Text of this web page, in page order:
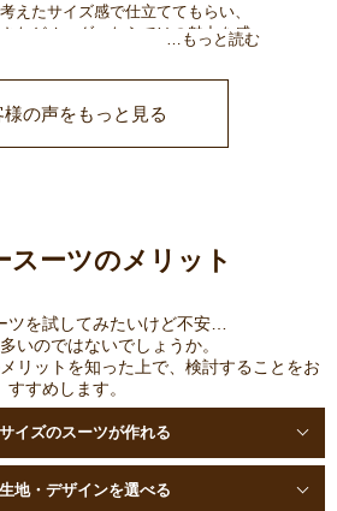
えたサイズ感で仕立ててもらい、
などオーダーならではの魅力を感
…もっと読む
様の声をもっと見る
スーツのメリット
ツを試してみたいけど不安…
いのではないでしょうか。
リットを知った上で、検討することをお
すすめします。
イズのスーツが作れる
地・デザインを選べる